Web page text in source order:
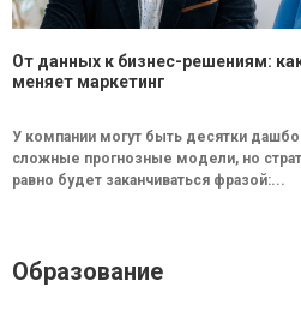
От данных к бизнес-решениям:
меняет маркетинг
У компании могут быть десятки
сложные прогнозные модели, но
равно будет заканчиваться фразой:...
Образование